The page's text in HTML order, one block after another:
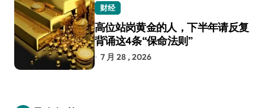
财经
高位站岗黄金的人，下半年请反复
背诵这4条“保命法则”
7 月 28 , 2026